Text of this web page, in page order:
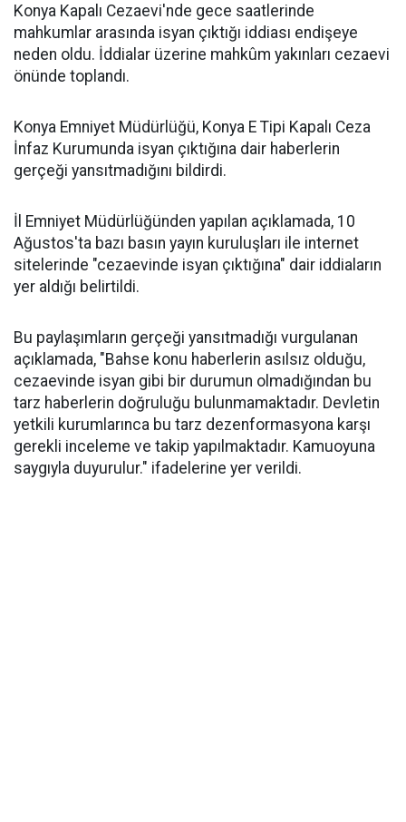
Konya Kapalı Cezaevi'nde gece saatlerinde
mahkumlar arasında isyan çıktığı iddiası endişeye
neden oldu. İddialar üzerine mahkûm yakınları cezaevi
önünde toplandı.
Konya Emniyet Müdürlüğü, Konya E Tipi Kapalı Ceza
İnfaz Kurumunda isyan çıktığına dair haberlerin
gerçeği yansıtmadığını bildirdi.
İl Emniyet Müdürlüğünden yapılan açıklamada, 10
Ağustos'ta bazı basın yayın kuruluşları ile internet
sitelerinde "cezaevinde isyan çıktığına" dair iddiaların
yer aldığı belirtildi.
Bu paylaşımların gerçeği yansıtmadığı vurgulanan
açıklamada, "Bahse konu haberlerin asılsız olduğu,
cezaevinde isyan gibi bir durumun olmadığından bu
tarz haberlerin doğruluğu bulunmamaktadır. Devletin
yetkili kurumlarınca bu tarz dezenformasyona karşı
gerekli inceleme ve takip yapılmaktadır. Kamuoyuna
saygıyla duyurulur." ifadelerine yer verildi.